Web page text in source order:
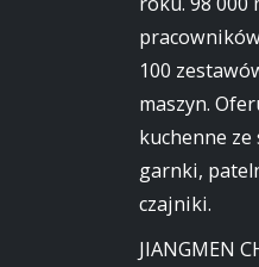
100
maszyn.
kuchenne
garnki,
czajniki.
JIANGMEN